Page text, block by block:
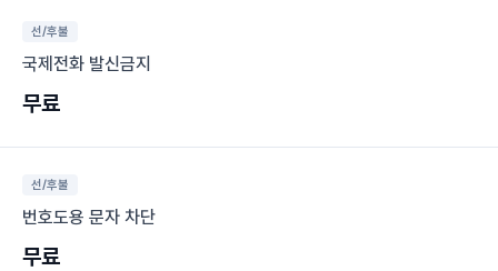
선/후불
국제전화 발신금지
무료
선/후불
번호도용 문자 차단
무료